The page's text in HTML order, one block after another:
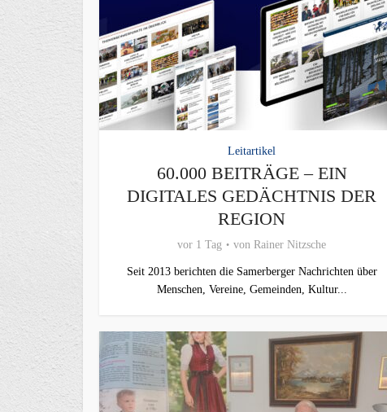
Leitartikel
60.000 BEITRÄGE – EIN
DIGITALES GEDÄCHTNIS DER
REGION
vor 1 Tag von Rainer Nitzsche
Seit 2013 berichten die Samerberger Nachrichten über
Menschen, Vereine, Gemeinden, Kultur...